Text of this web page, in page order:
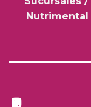
Nutrimental